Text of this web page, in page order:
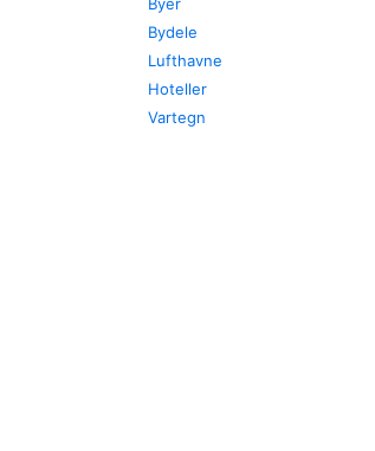
Bydele
Lufthavne
Hoteller
Vartegn